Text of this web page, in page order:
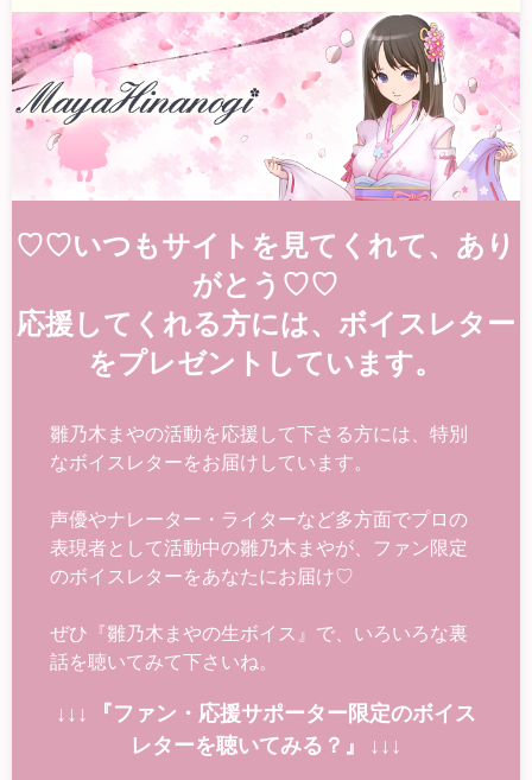
♡♡いつもサイトを見てくれて、あり
がとう♡♡
応援してくれる方には、ボイスレター
をプレゼントしています。
雛乃木まやの活動を応援して下さる方には、特別
なボイスレターをお届けしています。
声優やナレーター・ライターなど多方面でプロの
表現者として活動中の雛乃木まやが、ファン限定
のボイスレターをあなたにお届け♡
ぜひ『雛乃木まやの生ボイス』で、いろいろな裏
話を聴いてみて下さいね。
↓↓↓ 『ファン・応援サポーター限定のボイス
レターを聴いてみる？』 ↓↓↓